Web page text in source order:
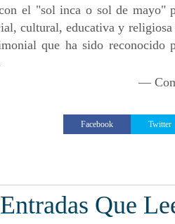
el "sol inca o sol de mayo"
cultural, educativa y
que ha sido
—
Facebook Twitter
Que